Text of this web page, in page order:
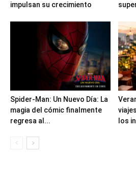
impulsan su crecimiento
Spider-Man: Un Nuevo Día: La
magia del cómic finalmente
regresa al...
los